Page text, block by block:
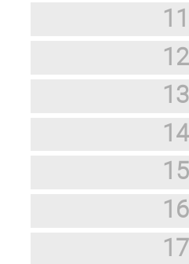
11
12
13
14
15
16
17